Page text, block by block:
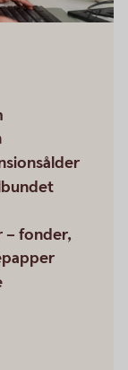
– fonder,